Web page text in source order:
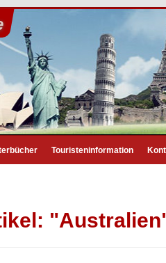
Touristeninformation